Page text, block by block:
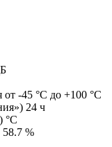
от -45 °С до +100 °С
24 ч
°C
%